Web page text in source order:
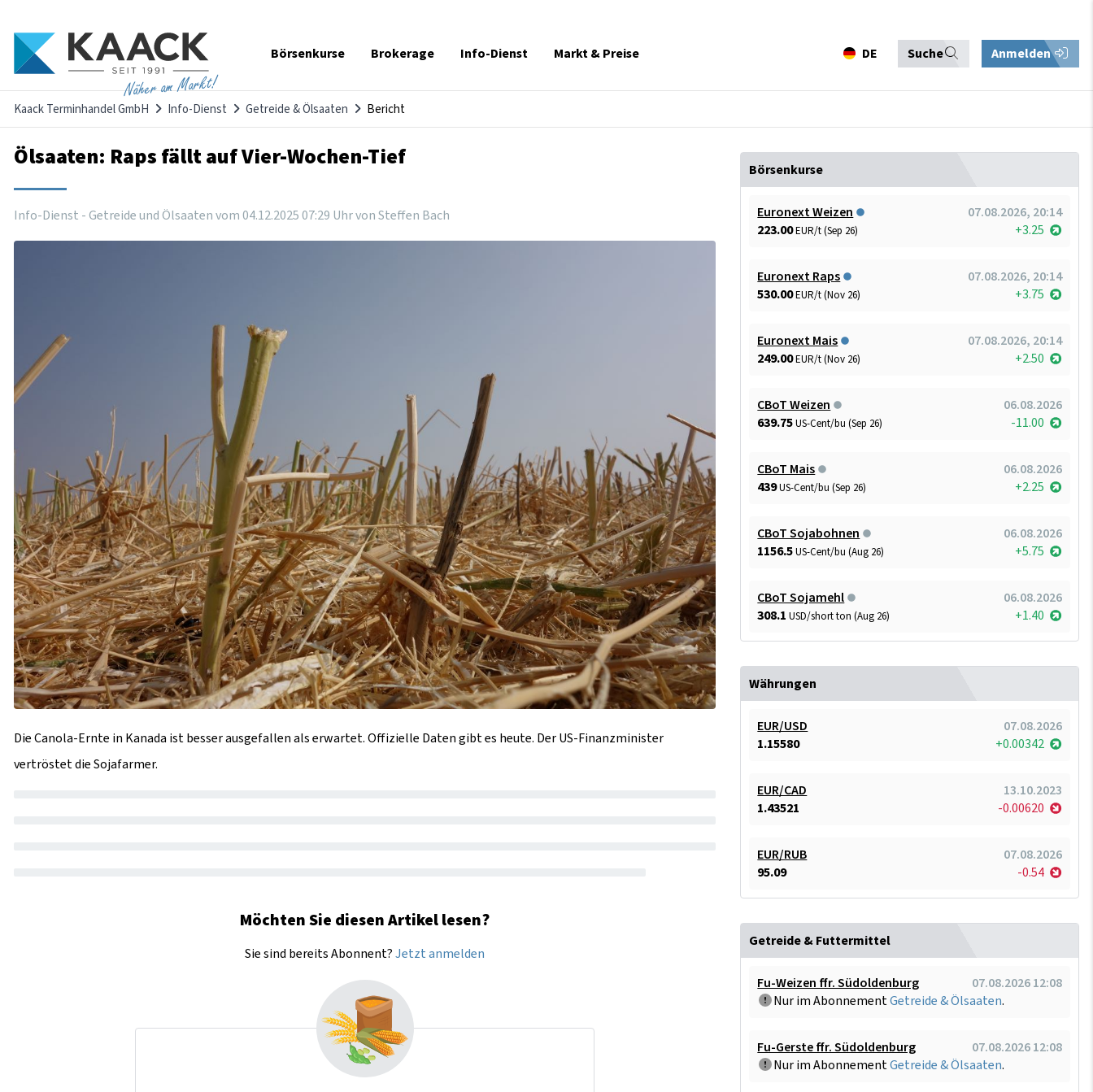
Näher am Markt!
Navigation
Börsenkurse Brokerage Info-Dienst Markt & Preise DE Suche Anmelden
Kaack Terminhandel GmbH Info-Dienst Getreide & Ölsaaten Bericht
Ölsaaten: Raps fällt auf Vier-Wochen-Tief
Info-Dienst - Getreide und Ölsaaten vom04.12.202507:29 Uhrvon Steffen Bach
Die Canola-Ernte in Kanada ist besser ausgefallen als erwartet. Offizielle Daten gibt es heute. Der US-Finanzminister
vertröstet die Sojafarmer.
Möchten Sie diesen Artikel lesen?
Sie sind bereits Abonnent?Jetzt anmelden
Börsenkurse
Euronext Weizen
07.08.2026, 20:14
223.00EUR/t (Sep 26) +3.25
Euronext Raps
07.08.2026, 20:14
530.00EUR/t (Nov 26) +3.75
Euronext Mais
07.08.2026, 20:14
249.00EUR/t (Nov 26) +2.50
CBoT Weizen
06.08.2026
639.75US-Cent/bu (Sep 26) -11.00
CBoT Mais
06.08.2026
439US-Cent/bu (Sep 26) +2.25
CBoT Sojabohnen
06.08.2026
1156.5US-Cent/bu (Aug 26) +5.75
CBoT Sojamehl
06.08.2026
308.1 USD/short ton (Aug 26) +1.40
Währungen
EUR/USD
07.08.2026
1.15580
+0.00342
EUR/CAD
13.10.2023
1.43521
-0.00620
EUR/RUB
07.08.2026
95.09
-0.54
Getreide & Futtermittel
Fu-Weizen ffr. Südoldenburg
07.08.2026 12:08
Nur im AbonnementGetreide & Ölsaaten.
Fu-Gerste ffr. Südoldenburg
07.08.2026 12:08
Nur im AbonnementGetreide & Ölsaaten.